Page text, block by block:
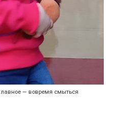
— вовремя смыться